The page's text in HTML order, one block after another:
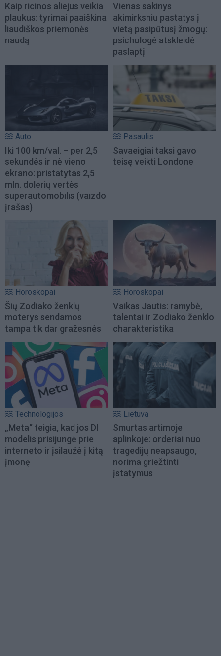
Kaip ricinos aliejus veikia
plaukus: tyrimai paaiškina
liaudiškos priemonės
naudą
Vienas sakinys
akimirksniu pastatys į
vietą pasipūtusį žmogų:
psichologė atskleidė
paslaptį
Auto
Iki 100 km/val. – per 2,5
sekundės ir nė vieno
ekrano: pristatytas 2,5
mln. dolerių vertės
superautomobilis (vaizdo
įrašas)
Pasaulis
Savaeigiai taksi gavo
teisę veikti Londone
Horoskopai
Šių Zodiako ženklų
moterys sendamos
tampa tik dar gražesnės
Horoskopai
Vaikas Jautis: ramybė,
talentai ir Zodiako ženklo
charakteristika
Technologijos
„Meta“ teigia, kad jos DI
modelis prisijungė prie
interneto ir įsilaužė į kitą
įmonę
Lietuva
Smurtas artimoje
aplinkoje: orderiai nuo
tragedijų neapsaugo,
norima griežtinti
įstatymus